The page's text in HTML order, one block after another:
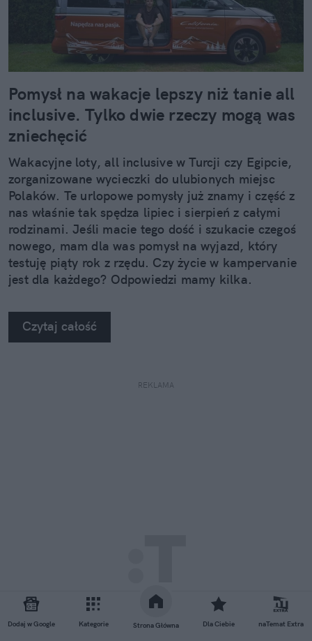
Dodaj w Google Kategorie Strona Główna Dla Ciebie naTemat Extra
Pomysł na wakacje lepszy niż tanie all
inclusive. Tylko dwie rzeczy mogą was
zniechęcić
Wakacyjne loty, all inclusive w Turcji czy Egipcie,
zorganizowane wycieczki do ulubionych miejsc
Polaków. Te urlopowe pomysły już znamy i część z
nas właśnie tak spędza lipiec i sierpień z całymi
rodzinami. Jeśli macie tego dość i szukacie czegoś
nowego, mam dla was pomysł na wyjazd, który
testuję piąty rok z rzędu. Czy życie w kampervanie
jest dla każdego? Odpowiedzi mamy kilka.
Czytaj całość
REKLAMA